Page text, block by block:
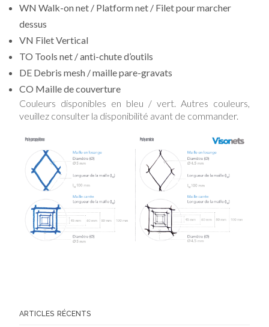
WN Walk-on net / Platform net / Filet pour marcher
dessus
VN Filet Vertical
TO Tools net / anti-chute d’outils
DE Debris mesh / maille pare-gravats
CO Maille de couverture
Couleurs disponibles en bleu / vert. Autres couleurs,
veuillez consulter la disponibilité avant de commander.
ARTICLES RÉCENTS